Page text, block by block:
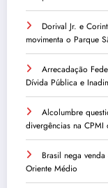
Dorival Jr. e
movimenta o Parque
Arrecadação
Dívida Pública e
Alcolumbre
divergências na CPMI
Brasil nega
Oriente Médio